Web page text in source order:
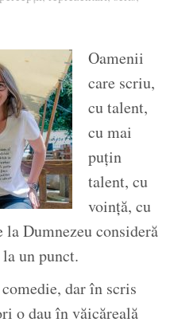
Oamenii
care scriu,
cu talent,
cu mai
puțin
talent, cu
voință, cu
Dumnezeu consideră
un punct.
dar în scris
o dau în văicăreală